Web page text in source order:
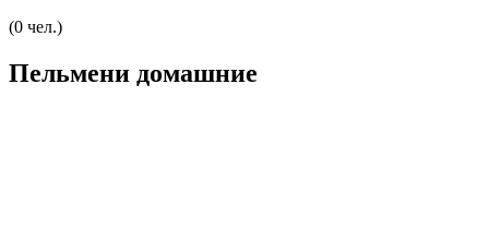
(0 чел.)
Пельмени домашние